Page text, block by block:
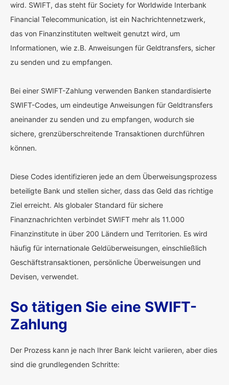
wird. SWIFT, das steht für Society for Worldwide Interbank
Financial Telecommunication, ist ein Nachrichtennetzwerk,
das von Finanzinstituten weltweit genutzt wird, um
Informationen, wie z.B. Anweisungen für Geldtransfers, sicher
zu senden und zu empfangen.
Bei einer SWIFT-Zahlung verwenden Banken standardisierte
SWIFT-Codes, um eindeutige Anweisungen für Geldtransfers
aneinander zu senden und zu empfangen, wodurch sie
sichere, grenzüberschreitende Transaktionen durchführen
können.
Diese Codes identifizieren jede an dem Überweisungsprozess
beteiligte Bank und stellen sicher, dass das Geld das richtige
Ziel erreicht. Als globaler Standard für sichere
Finanznachrichten verbindet SWIFT mehr als 11.000
Finanzinstitute in über 200 Ländern und Territorien. Es wird
häufig für internationale Geldüberweisungen, einschließlich
Geschäftstransaktionen, persönliche Überweisungen und
Devisen, verwendet.
So tätigen Sie eine SWIFT-
Zahlung
Der Prozess kann je nach Ihrer Bank leicht variieren, aber dies
sind die grundlegenden Schritte: